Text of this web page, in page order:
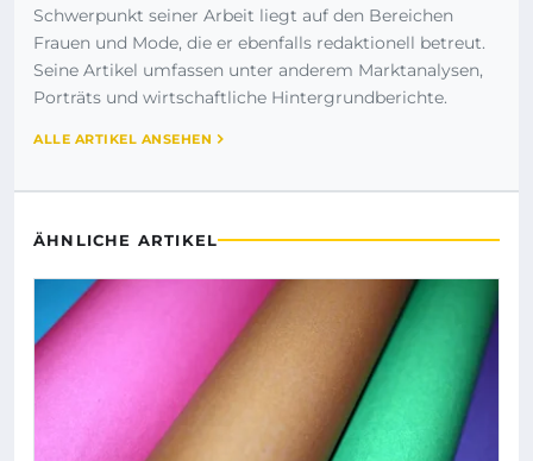
Schwerpunkt seiner Arbeit liegt auf den Bereichen
Frauen und Mode, die er ebenfalls redaktionell betreut.
Seine Artikel umfassen unter anderem Marktanalysen,
Porträts und wirtschaftliche Hintergrundberichte.
ALLE ARTIKEL ANSEHEN
ÄHNLICHE ARTIKEL